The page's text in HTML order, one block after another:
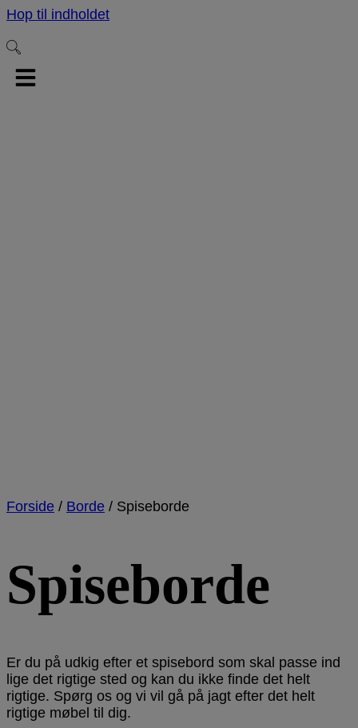
Hop til indholdet
Forside / Borde / Spiseborde
Spiseborde
Er du på udkig efter et spisebord som skal passe ind
lige det rigtige sted og kan du ikke finde det helt
rigtige. Spørg os og vi vil gå på jagt efter det helt
rigtige møbel til dig.